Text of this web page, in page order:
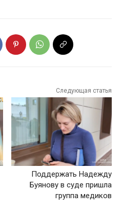
Следующая статья
Поддержать Надежду
Буянову в суде пришла
группа медиков